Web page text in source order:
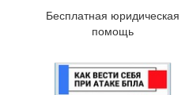
Бесплатная юридическая
помощь